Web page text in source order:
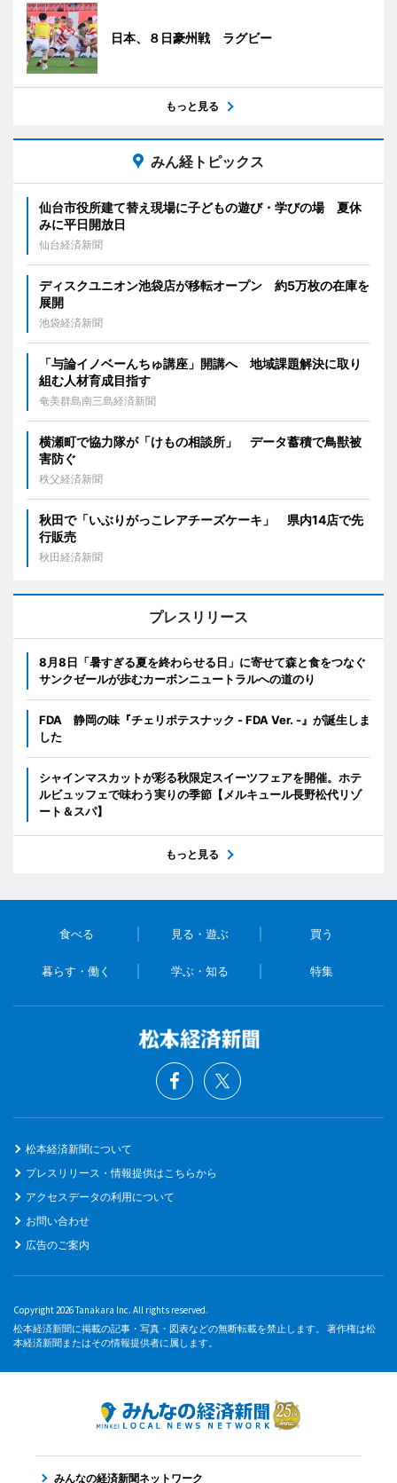
日本、８日豪州戦 ラグビー
もっと見る
みん経トピックス
仙台市役所建て替え現場に子どもの遊び・学びの場 夏休
みに平日開放日
仙台経済新聞
ディスクユニオン池袋店が移転オープン 約5万枚の在庫を
展開
池袋経済新聞
「与論イノベーんちゅ講座」開講へ 地域課題解決に取り
組む人材育成目指す
奄美群島南三島経済新聞
横瀬町で協力隊が「けもの相談所」 データ蓄積で鳥獣被
害防ぐ
秩父経済新聞
秋田で「いぶりがっこレアチーズケーキ」 県内14店で先
行販売
秋田経済新聞
プレスリリース
8月8日「暑すぎる夏を終わらせる日」に寄せて森と食をつなぐ
サンクゼールが歩むカーボンニュートラルへの道のり
FDA 静岡の味『チェリポテスナック - FDA Ver. -』が誕生しま
した
シャインマスカットが彩る秋限定スイーツフェアを開催。ホテ
ルビュッフェで味わう実りの季節【メルキュール長野松代リゾ
ート＆スパ】
もっと見る
食べる 見る・遊ぶ 買う
暮らす・働く 学ぶ・知る 特集
松本経済新聞について
プレスリリース・情報提供はこちらから
アクセスデータの利用について
お問い合わせ
広告のご案内
Copyright 2026 Tanakara Inc. All rights reserved.
松本経済新聞に掲載の記事・写真・図表などの無断転載を禁止します。 著作権は松
本経済新聞またはその情報提供者に属します。
みんなの経済新聞ネットワーク